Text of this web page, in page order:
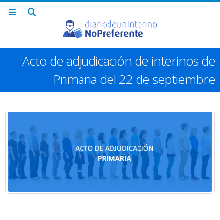
Acto de adjudicación de interinos de
Primaria del 22 de septiembre